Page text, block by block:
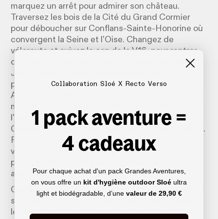
marquez un arrêt pour admirer son château.
Traversez les bois de la Cité du Grand Cormier
pour déboucher sur Conflans-Sainte-Honorine où
convergent la Seine et l'Oise. Changez de
véloroute et suivez le cap de la V16, pour rentrer
dans le Parc Naturel du Vexin. Passez par Wy-dit-
Joly-Village qui porte très bien son nom, en
prenant le temps d'y flâner quelques instants.
Admirez le Château de Maudétour, puis croisez le
magnifique domaine de Villarceau. En remontant
l'Epte vous rencontrerez la forteresse de
Château-sur-Epte pour finalement arriver à Gisors.
Prenez le temps d'aller voir son château, avant de
vous reposer dans un des gites ou hôtels sur
place, la ville n'ayant pas de camping aux
alentours.
Cette journée peut se raccourcir en s'épargnant la
sortie de Paris, et en embarquant votre vélo dans
le Transilien L jusqu’à Cergy-le-Haut (km 60).
Collaboration Sloé X Recto Verso
1 pack aventure =
4 cadeaux
Pour chaque achat d'un pack Grandes Aventures,
on vous offre un kit d'hygiène outdoor Sloé ultra
light et biodégradable, d’une valeur de 29,90 €